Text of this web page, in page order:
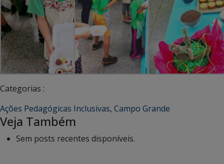
Categorias :
Ações Pedagógicas Inclusivas, Campo Grande
Veja Também
Sem posts recentes disponíveis.